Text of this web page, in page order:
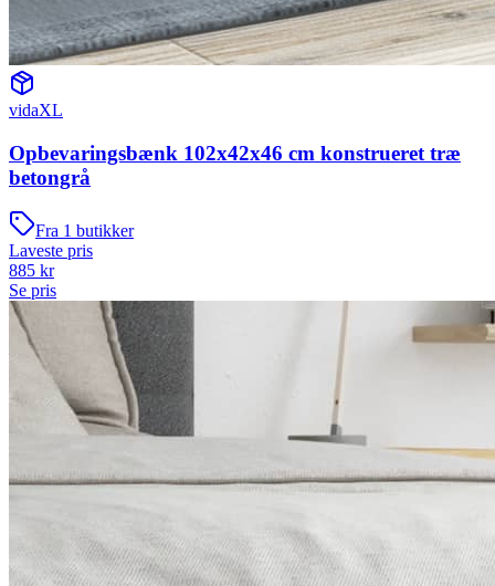
vidaXL
Opbevaringsbænk 102x42x46 cm konstrueret træ
betongrå
Fra 1 butikker
Laveste pris
885 kr
Se pris